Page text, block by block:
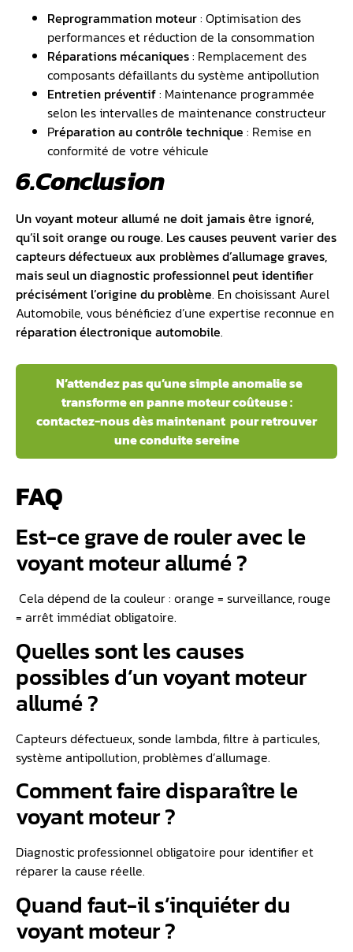
Reprogrammation moteur: Optimisation des
performances et réduction de la consommation
Réparations mécaniques: Remplacement des
composants défaillants du système antipollution
Entretien préventif: Maintenance programmée
selon les intervalles de maintenance constructeur
Préparation au contrôle technique : Remise en
conformité de votre véhicule
6.Conclusion
Un voyant moteur allumé ne doit jamais être ignoré,
qu’il soit orange ou rouge. Les causes peuvent varier des
capteurs défectueux aux problèmes d’allumage graves,
mais seul un diagnostic professionnel peut identifier
précisément l’origine du problème. En choisissant Aurel
Automobile, vous bénéficiez d’une expertise reconnue en
réparation électronique automobile.
N’attendez pas qu’une simple anomalie se
transforme en panne moteur coûteuse :
contactez-nous dès maintenant pour retrouver
une conduite sereine
FAQ
Est-ce grave de rouler avec le
voyant moteur allumé ?
Cela dépend de la couleur : orange = surveillance, rouge
= arrêt immédiat obligatoire.
Quelles sont les causes
possibles d’un voyant moteur
allumé ?
Capteurs défectueux, sonde lambda, filtre à particules,
système antipollution, problèmes d’allumage.
Comment faire disparaître le
voyant moteur ?
Diagnostic professionnel obligatoire pour identifier et
réparer la cause réelle.
Quand faut-il s’inquiéter du
voyant moteur ?